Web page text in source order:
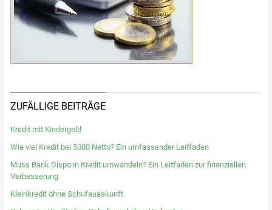
ZUFÄLLIGE BEITRÄGE
Kredit mit Kindergeld
Wie viel Kredit bei 5000 Netto? Ein umfassender Leitfaden
Muss Bank Dispo in Kredit umwandeln? Ein Leitfaden zur finanziellen
Verbesserung
Kleinkredit ohne Schufauaskunft